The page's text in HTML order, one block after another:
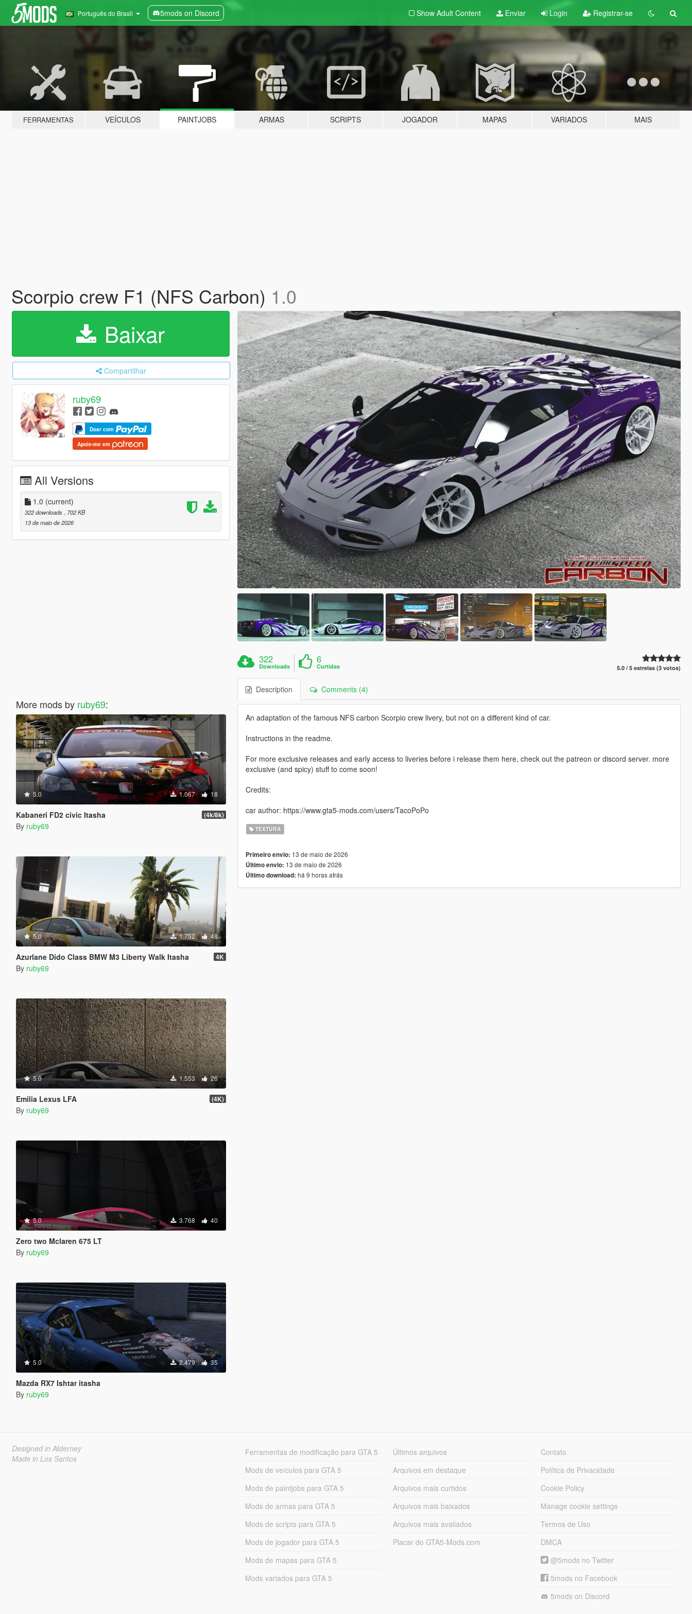
Português do Brasil 5mods on Discord Show Adult Content Enviar Login Registrar-se
FERRAMENTAS VEÍCULOS PAINTJOBS ARMAS SCRIPTS JOGADOR MAPAS VARIADOS MAIS
Scorpio crew F1 (NFS Carbon) 1.0
Baixar
Compartilhar
ruby69
Doar com
Apoie-me em
All Versions
1.0 (current)
322 downloads
, 702 KB
13 de maio de 2026
More mods by ruby69:
5.0 1.067 18
Kabaneri FD2 civic Itasha (4k/8k)
By ruby69
5.0 1.752 48
Azurlane Dido Class BMW M3 Liberty Walk Itasha 4K
By ruby69
5.0 1.553 26
Emilia Lexus LFA (4K)
By ruby69
5.0 3.768 40
Zero two Mclaren 675 LT
By ruby69
5.0 2.479 35
Mazda RX7 Ishtar itasha
By ruby69
322
Downloads
6
Curtidas 5.0 / 5 estrelas (3 votos)
Description Comments (4)
An adaptation of the famous NFS carbon Scorpio crew livery, but not on a different kind of car.
Instructions in the readme.
For more exclusive releases and early access to liveries before i release them here, check out the patreon or discord server. more
exclusive (and spicy) stuff to come soon!
Credits:
car author: https://www.gta5-mods.com/users/TacoPoPo
TEXTURA
Primeiro envio: 13 de maio de 2026
Último envio: 13 de maio de 2026
Último download: há 9 horas atrás
Designed in Alderney
Made in Los Santos
Ferramentas de modificação para GTA 5
Mods de veículos para GTA 5
Mods de paintjobs para GTA 5
Mods de armas para GTA 5
Mods de scripts para GTA 5
Mods de jogador para GTA 5
Mods de mapas para GTA 5
Mods variados para GTA 5
Últimos arquivos
Arquivos em destaque
Arquivos mais curtidos
Arquivos mais baixados
Arquivos mais avaliados
Placar do GTA5-Mods.com
Contato
Política de Privacidade
Cookie Policy
Manage cookie settings
Termos de Uso
DMCA
@5mods no Twitter
5mods no Facebook
5mods on Discord